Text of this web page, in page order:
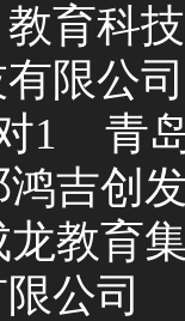
育科
限公司
1
青
鸿吉创
龙教育
公司